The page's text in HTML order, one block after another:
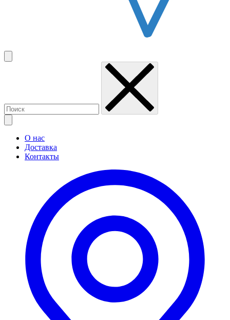
О нас
Доставка
Контакты